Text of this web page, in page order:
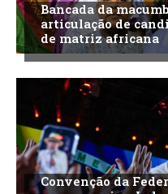
Bancada da
articulação de
de matriz africana
Convenção da